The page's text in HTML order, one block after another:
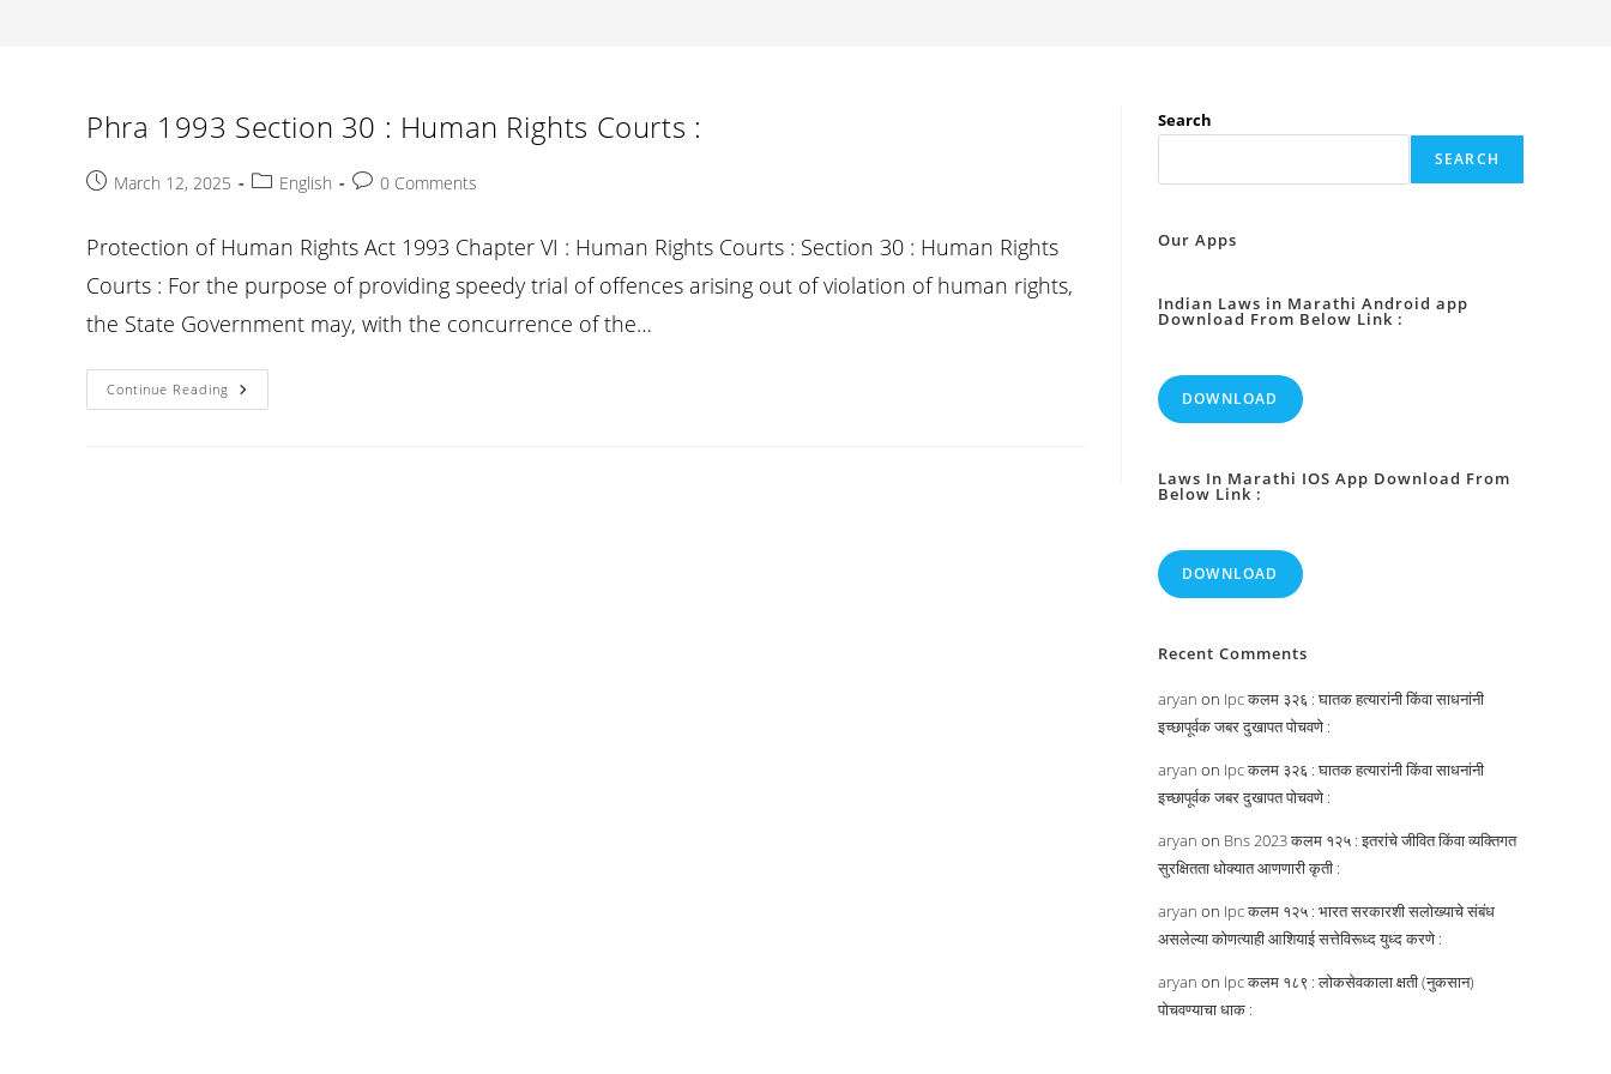
Phra 1993 Section 30 : Human Rights Courts :
PostMarch 12, 2025
PostEnglish
Post0 Comments
Protection of Human Rights Act 1993 Chapter VI : Human Rights Courts : Section 30 : Human Rights
Courts : For the purpose of providing speedy trial of offences arising out of violation of human rights,
the State Government may, with the concurrence of the…
Continue Reading Phra
1993
Search
SEARCH
Our Apps
Indian Laws in Marathi Android app
Download From Below Link :
DOWNLOAD
Laws In Marathi IOS App Download From
Below Link :
DOWNLOAD
Recent Comments
aryan on Ipc कलम ३२६ : घातक हत्यारांनी किंवा साधनांनी
इच्छापूर्वक जबर दुखापत पोचवणे :
aryan on Ipc कलम ३२६ : घातक हत्यारांनी किंवा साधनांनी
इच्छापूर्वक जबर दुखापत पोचवणे :
aryan on Bns 2023 कलम १२५ : इतरांचे जीवित किंवा व्यक्तिगत
सुरक्षितता धोक्यात आणणारी कृती :
aryan on Ipc कलम १२५ : भारत सरकारशी सलोख्याचे संबंध
असलेल्या कोणत्याही आशियाई सत्तेविरूध्द युध्द करणे :
aryan on Ipc कलम १८९ : लोकसेवकाला क्षती (नुकसान)
पोचवण्याचा धाक :